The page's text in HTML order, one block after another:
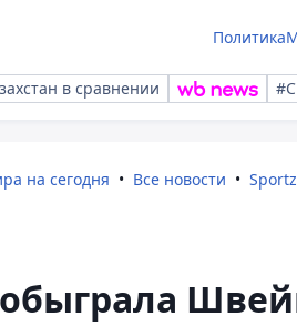
Политика
в сравнении
на сегодня Все новости